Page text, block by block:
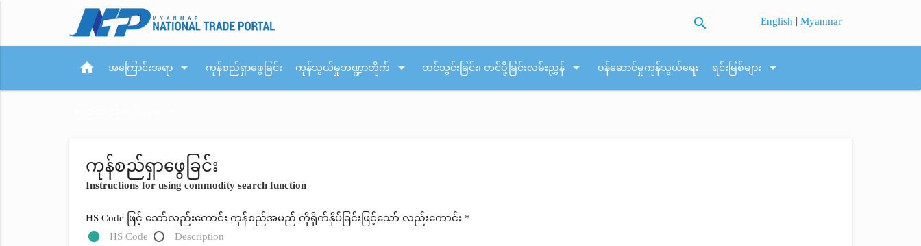
search English |Myanmar
home အကြောင်းအရာ arrow_drop_down ကုန်စည်ရှာဖွေခြင်း ကုန်သွယ်မှုဘဏ္ဍာတိုက် arrow_drop_down တင်သွင်းခြင်း၊ တင်ပို့ခြင်းလမ်းညွှန် arrow_drop_down ဝန်ဆောင်မှုကုန်သွယ်ရေး ရင်းမြစ်များ arrow_drop_down
ကုန်စည်ရှာဖွေခြင်း
Instructions for using commodity search function
HS Code ဖြင့် သော်လည်းကောင်း ကုန်စည်အမည် ကိုရိုက်နှိပ်ခြင်းဖြင့်သော် လည်းကောင်း *
HS Code
Description